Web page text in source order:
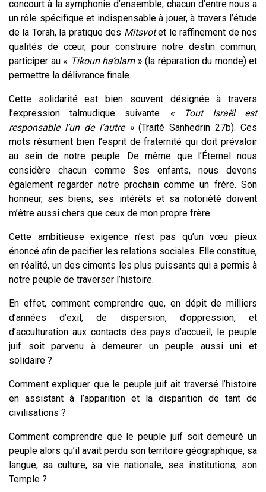
concourt à la symphonie d’ensemble, chacun d’entre nous a
un rôle spécifique et indispensable à jouer, à travers l’étude
de la Torah, la pratique des Mitsvotet le raffinement de nos
qualités de cœur, pour construire notre destin commun,
participer au « Tikoun ha’olam» (la réparation du monde) et
permettre la délivrance finale.
Cette solidarité est bien souvent désignée à travers
l’expression talmudique suivante
« Tout Israël est
responsable l’un de l’autre »(Traité Sanhedrin 27b). Ces
mots résument bien l’esprit de fraternité qui doit prévaloir
au sein de notre peuple. De même que l’Éternel nous
considère chacun comme Ses enfants, nous devons
également regarder notre prochain comme un frère. Son
honneur, ses biens, ses intérêts et sa notoriété doivent
m’être aussi chers que ceux de mon propre frère.
Cette ambitieuse exigence n’est pas qu’un vœu pieux
énoncé afin de pacifier les relations sociales. Elle constitue,
en réalité, un des ciments les plus puissants qui a permis à
notre peuple de traverser l’histoire.
En effet, comment comprendre que, en dépit de milliers
d’années d’exil, de dispersion, d’oppression, et
d’acculturation aux contacts des pays d’accueil, le peuple
juif soit parvenu à demeurer un peuple aussi uni et
solidaire ?
Comment expliquer que le peuple juif ait traversé l’histoire
en assistant à l’apparition et la disparition de tant de
civilisations ?
Comment comprendre que le peuple juif soit demeuré un
peuple alors qu’il avait perdu son territoire géographique, sa
langue, sa culture, sa vie nationale, ses institutions, son
Temple ?